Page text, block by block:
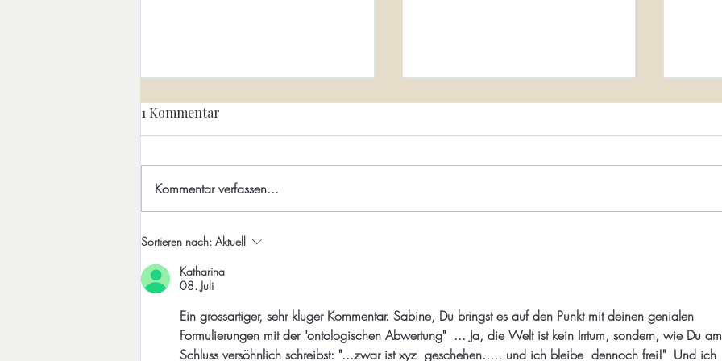
Radikale Umkehr mit Byron
entwerfen. Byron Katie hingegen
verzichtet darauf. Sie stellt nur vier
Fragen. Eine dieser wichtigen
dies
Der Druck, lebendig zu sein
Früher fürchtete man, das Leben zu
teilzunehmen. Man soll ergriffen
Vom
1 Kommentar
Kommentar verfassen...
Sortieren nach: Aktuell
Katharina
08. Juli
Ein grossartiger, sehr kluger Kommentar. Sabine, Du bringst es auf den Punkt mit deinen genialen
Formulierungen mit der "ontologischen Abwertung"  ... Ja, die Welt ist kein Irrtum, sondern, wie Du am
Schluss versöhnlich schreibst: "...zwar ist xyz  geschehen..... und ich bleibe  dennoch frei!"  Und ich